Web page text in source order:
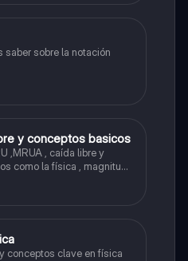
saber sobre la notación
y conceptos basicos
,MRUA , caída libre y
como la física , magnitud ,
conceptos clave en física